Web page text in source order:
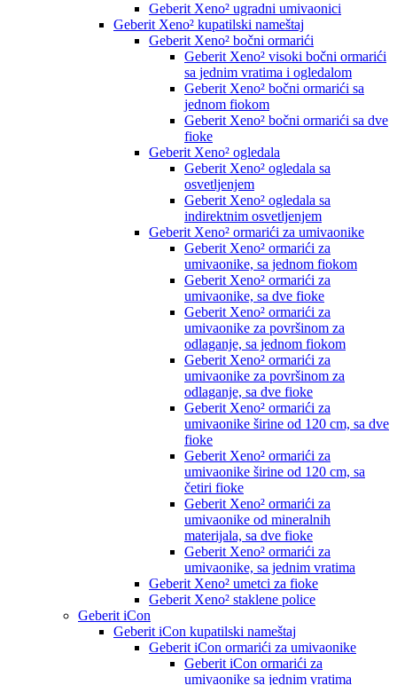
Geberit Xeno² ugradni umivaonici
Geberit Xeno² kupatilski nameštaj
Geberit Xeno² bočni ormarići
Geberit Xeno² visoki bočni ormarići
sa jednim vratima i ogledalom
Geberit Xeno² bočni ormarići sa
jednom fiokom
Geberit Xeno² bočni ormarići sa dve
fioke
Geberit Xeno² ogledala
Geberit Xeno² ogledala sa
osvetljenjem
Geberit Xeno² ogledala sa
indirektnim osvetljenjem
Geberit Xeno² ormarići za umivaonike
Geberit Xeno² ormarići za
umivaonike, sa jednom fiokom
Geberit Xeno² ormarići za
umivaonike, sa dve fioke
Geberit Xeno² ormarići za
umivaonike za površinom za
odlaganje, sa jednom fiokom
Geberit Xeno² ormarići za
umivaonike za površinom za
odlaganje, sa dve fioke
Geberit Xeno² ormarići za
umivaonike širine od 120 cm, sa dve
fioke
Geberit Xeno² ormarići za
umivaonike širine od 120 cm, sa
četiri fioke
Geberit Xeno² ormarići za
umivaonike od mineralnih
materijala, sa dve fioke
Geberit Xeno² ormarići za
umivaonike, sa jednim vratima
Geberit Xeno² umetci za fioke
Geberit Xeno² staklene police
Geberit iCon
Geberit iCon kupatilski nameštaj
Geberit iCon ormarići za umivaonike
Geberit iCon ormarići za
umivaonike sa jednim vratima